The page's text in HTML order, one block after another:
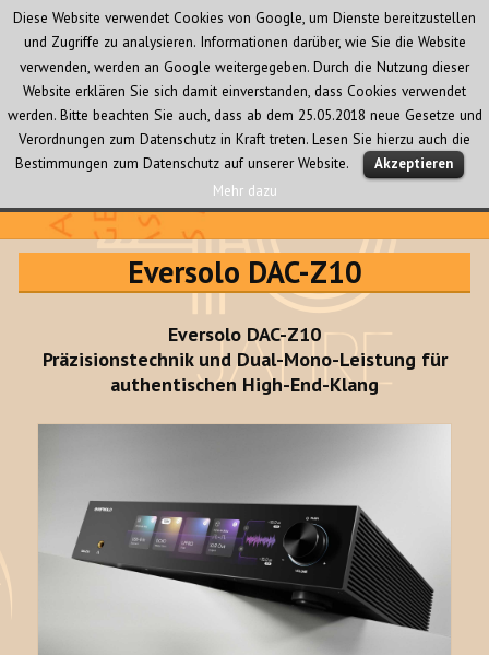
Audio Creativ
MENÜ
UND
Eversolo DAC-Z10
Eversolo DAC-Z10
Präzisionstechnik und Dual-Mono-Leistung für
authentischen High-End-Klang
Diese Website verwendet Cookies von Google, um Dienste bereitzustellen
und Zugriffe zu analysieren. Informationen darüber, wie Sie die Website
verwenden, werden an Google weitergegeben. Durch die Nutzung dieser
Website erklären Sie sich damit einverstanden, dass Cookies verwendet
werden. Bitte beachten Sie auch, dass ab dem 25.05.2018 neue Gesetze und
Verordnungen zum Datenschutz in Kraft treten. Lesen Sie hierzu auch die
Bestimmungen zum Datenschutz auf unserer Website.
Akzeptieren
Mehr dazu